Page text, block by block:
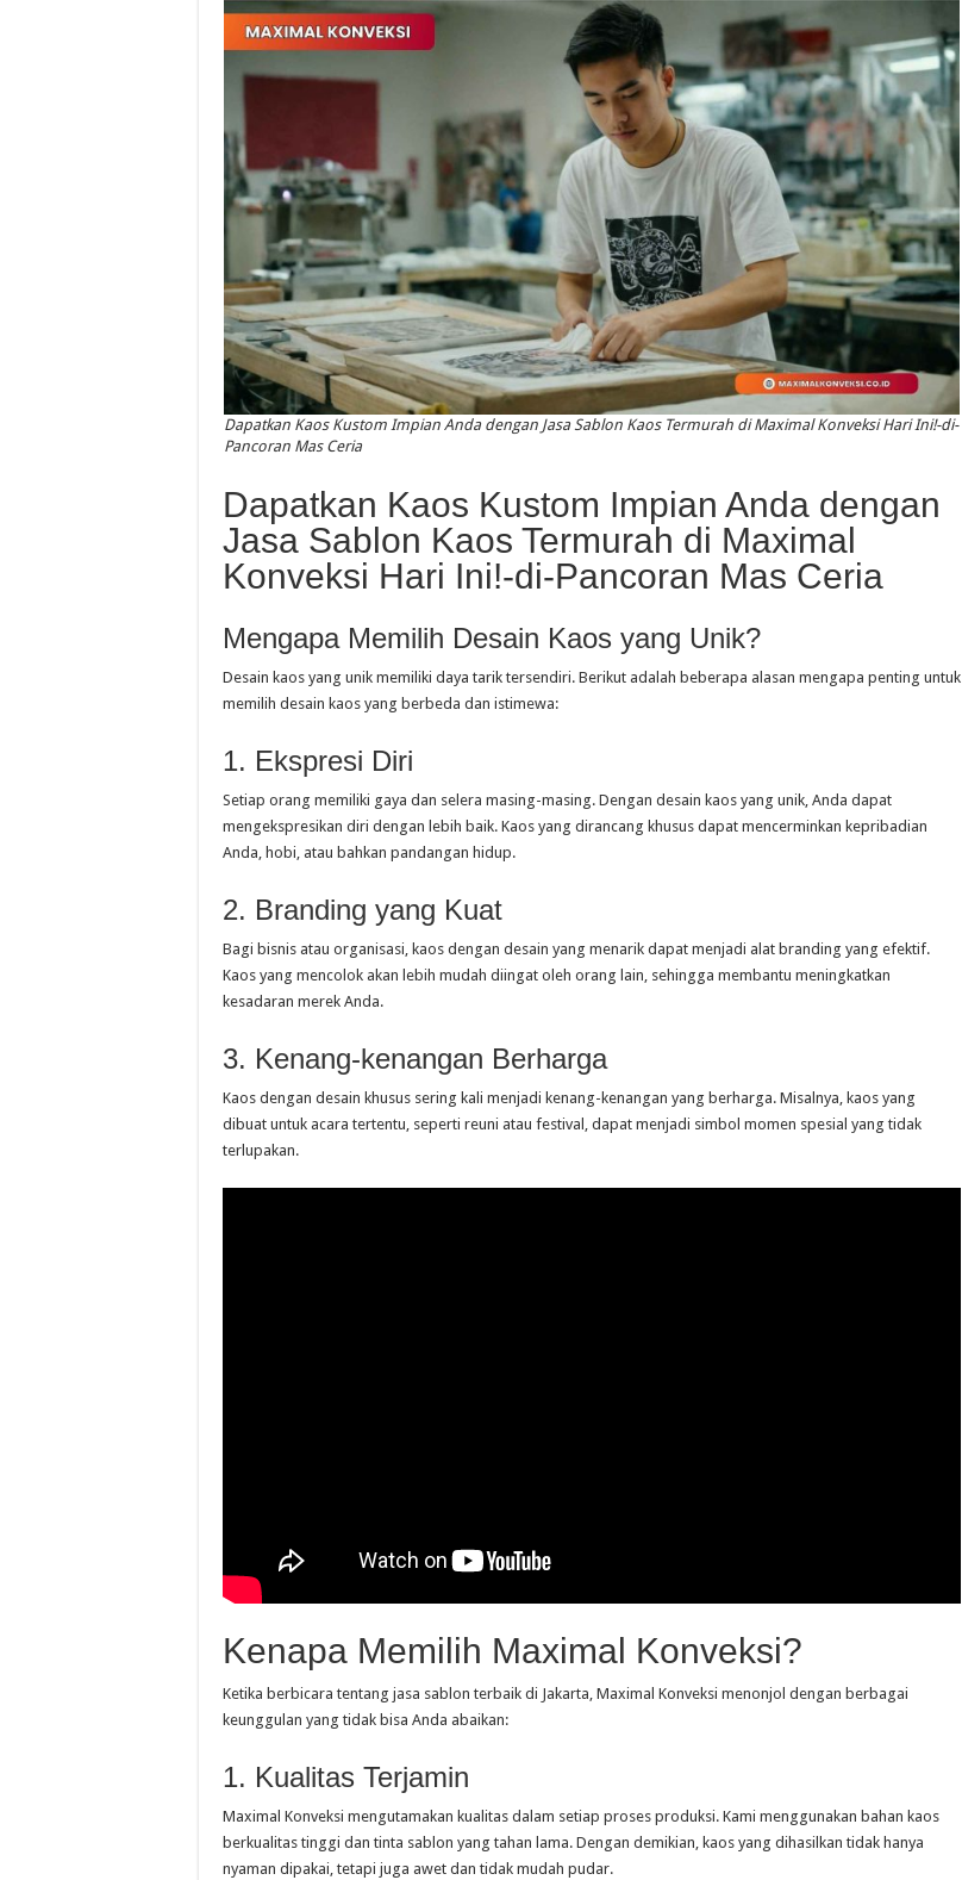
Dapatkan Kaos Kustom Impian Anda dengan Jasa Sablon Kaos Termurah di Maximal Konveksi Hari Ini!-di-
Pancoran Mas Ceria
Dapatkan Kaos Kustom Impian Anda dengan
Jasa Sablon Kaos Termurah di Maximal
Konveksi Hari Ini!-di-Pancoran Mas Ceria
Mengapa Memilih Desain Kaos yang Unik?
Desain kaos yang unik memiliki daya tarik tersendiri. Berikut adalah beberapa alasan mengapa penting untuk
memilih desain kaos yang berbeda dan istimewa:
1. Ekspresi Diri
Setiap orang memiliki gaya dan selera masing-masing. Dengan desain kaos yang unik, Anda dapat
mengekspresikan diri dengan lebih baik. Kaos yang dirancang khusus dapat mencerminkan kepribadian
Anda, hobi, atau bahkan pandangan hidup.
2. Branding yang Kuat
Bagi bisnis atau organisasi, kaos dengan desain yang menarik dapat menjadi alat branding yang efektif.
Kaos yang mencolok akan lebih mudah diingat oleh orang lain, sehingga membantu meningkatkan
kesadaran merek Anda.
3. Kenang-kenangan Berharga
Kaos dengan desain khusus sering kali menjadi kenang-kenangan yang berharga. Misalnya, kaos yang
dibuat untuk acara tertentu, seperti reuni atau festival, dapat menjadi simbol momen spesial yang tidak
terlupakan.
Kenapa Memilih Maximal Konveksi?
Ketika berbicara tentang jasa sablon terbaik di Jakarta, Maximal Konveksi menonjol dengan berbagai
keunggulan yang tidak bisa Anda abaikan:
1. Kualitas Terjamin
Maximal Konveksi mengutamakan kualitas dalam setiap proses produksi. Kami menggunakan bahan kaos
berkualitas tinggi dan tinta sablon yang tahan lama. Dengan demikian, kaos yang dihasilkan tidak hanya
nyaman dipakai, tetapi juga awet dan tidak mudah pudar.